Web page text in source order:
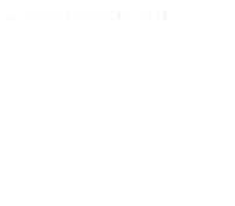
maritime et ses
de votre choix